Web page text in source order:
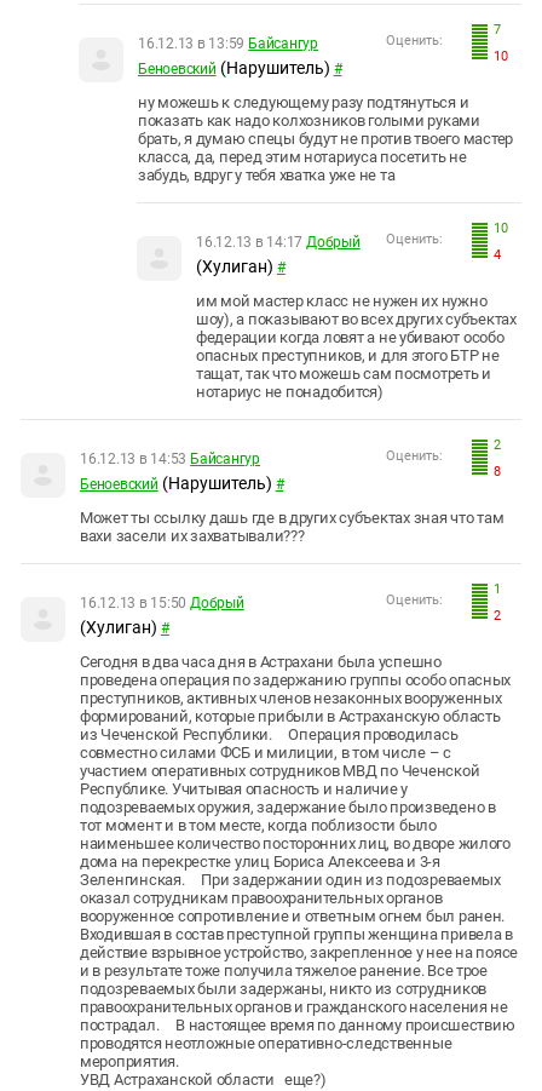
7
10
Оценить:
16.12.13 в 13:59 Байсангур
Беноевский (Нарушитель) #
ну можешь к следующему разу подтянуться и
показать как надо колхозников голыми руками
брать, я думаю спецы будут не против твоего мастер
класса, да, перед этим нотариуса посетить не
забудь, вдруг у тебя хватка уже не та
10
4
Оценить:
16.12.13 в 14:17 Добрый
(Хулиган) #
им мой мастер класс не нужен их нужно
шоу), а показывают во всех других субъектах
федерации когда ловят а не убивают особо
опасных преступников, и для этого БТР не
тащат, так что можешь сам посмотреть и
нотариус не понадобится)
2
8
Оценить:
16.12.13 в 14:53 Байсангур
Беноевский (Нарушитель) #
Может ты ссылку дашь где в других субъектах зная что там
вахи засели их захватывали???
1
2
Оценить:
16.12.13 в 15:50 Добрый
(Хулиган) #
Сегодня в два часа дня в Астрахани была успешно
проведена операция по задержанию группы особо опасных
преступников, активных членов незаконных вооруженных
формирований, которые прибыли в Астраханскую область
из Чеченской Республики. Операция проводилась
совместно силами ФСБ и милиции, в том числе – с
участием оперативных сотрудников МВД по Чеченской
Республике. Учитывая опасность и наличие у
подозреваемых оружия, задержание было произведено в
тот момент и в том месте, когда поблизости было
наименьшее количество посторонних лиц, во дворе жилого
дома на перекрестке улиц Бориса Алексеева и 3-я
Зеленгинская. При задержании один из подозреваемых
оказал сотрудникам правоохранительных органов
вооруженное сопротивление и ответным огнем был ранен.
Входившая в состав преступной группы женщина привела в
действие взрывное устройство, закрепленное у нее на поясе
и в результате тоже получила тяжелое ранение. Все трое
подозреваемых были задержаны, никто из сотрудников
правоохранительных органов и гражданского населения не
пострадал. В настоящее время по данному происшествию
проводятся неотложные оперативно-следственные
мероприятия.
УВД Астраханской области еще?)